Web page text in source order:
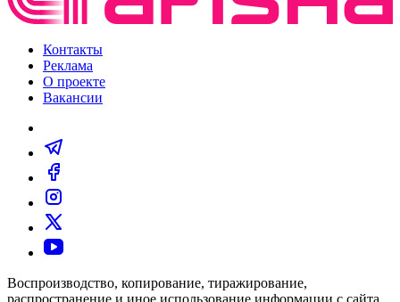
Контакты
Реклама
О проекте
Вакансии
Воспроизводство, копирование, тиражирование,
распространение и иное использование информации с сайта